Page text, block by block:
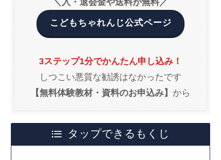
こどもちゃれんじ公式ページ
3ステップ1分でかんたん申し込み！
しつこい悪質な勧誘はなかったです
【無料体験教材・資料のお申込み】 から
タップできるもくじ